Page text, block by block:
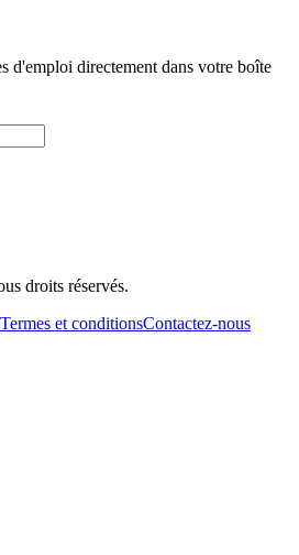
d'emploi directement dans votre boîte
droits réservés.
Termes et conditionsContactez-nous